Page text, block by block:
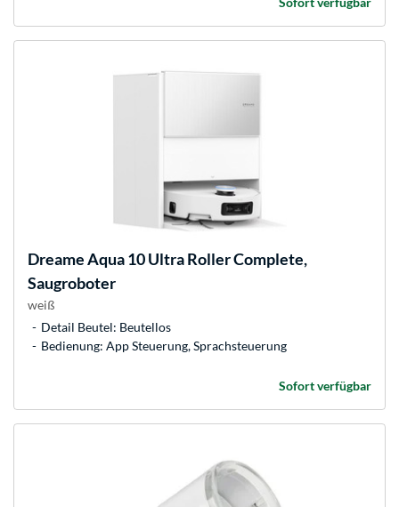
DreameAqua 10 Ultra Roller Complete,
Saugroboter
weiß
Detail Beutel: Beutellos
Bedienung: App Steuerung, Sprachsteuerung
Sofort verfügbar